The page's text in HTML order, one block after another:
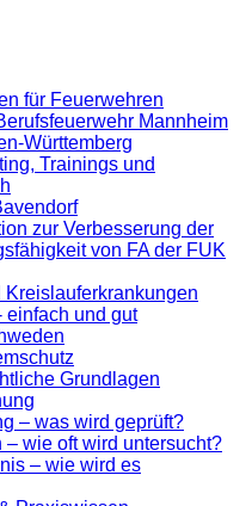
für Feuerwehren
Mannheim
Württemberg
Trainings und
zur Verbesserung der
von FA der FUK
Kreislauferkrankungen
einfach und gut
Grundlagen
– was wird geprüft?
wie oft wird untersucht?
– wie wird es